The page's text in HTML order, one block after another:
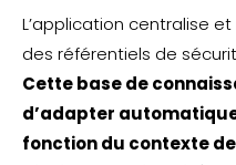
L’application centralise
des référentiels de
Cette base de
d’adapter
fonction du contexte